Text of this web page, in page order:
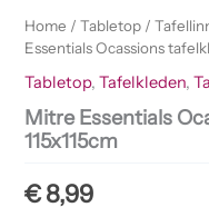
Home /Tabletop /
Essentials Ocassions
Tabletop,Tafelkleden,
Mitre Essentials
115x115cm
€8,99